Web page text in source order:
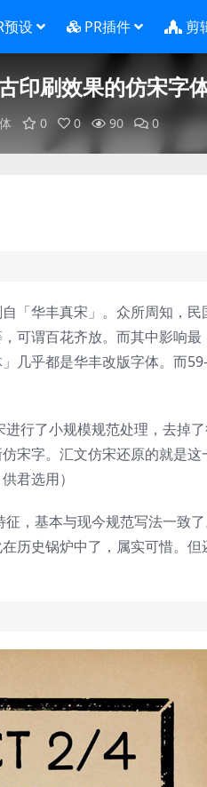
预设 PR插件 剪
印刷效果的仿宋字
0 0 90 0
「华丰真宋」。众所周知，民
可谓百花齐放。而其中影响最
几乎都是华丰改版字体。而
行了小规模规范处理，去掉
宋字。汇文仿宋还原的就是这
君选用）
，基本与现今规范写法一致了
历史锅炉中了，属实可惜。但